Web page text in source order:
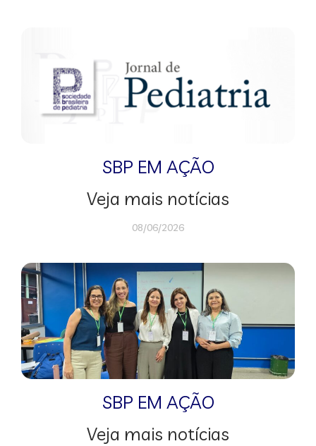
SBP EM AÇÃO
Veja mais notícias
08/06/2026
SBP EM AÇÃO
Veja mais notícias